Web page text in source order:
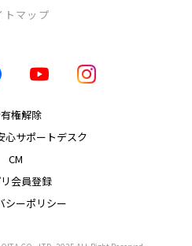
トマップ
権解除
心サポートデスク
CM
会員登録
シーポリシー